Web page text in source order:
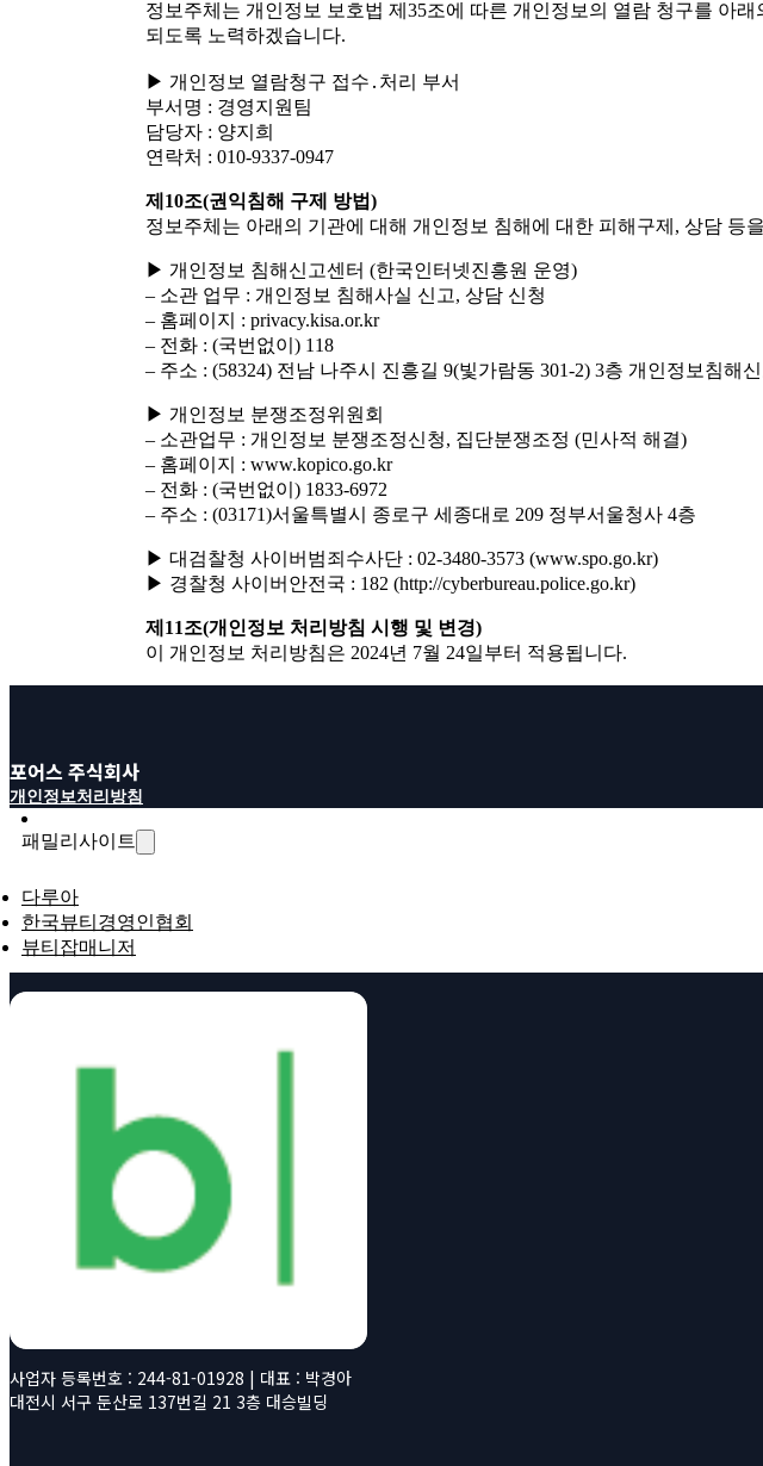
정보주체는 개인정보 보호법 제35조에 따른 개인정보의 열람 청구를 아
되도록 노력하겠습니다.
▶ 개인정보 열람청구 접수․처리 부서
부서명 : 경영지원팀
담당자 : 양지희
연락처 : 010-9337-0947
제10조(권익침해 구제 방법)
정보주체는 아래의 기관에 대해 개인정보 침해에 대한 피해구제, 상담 등
▶ 개인정보 침해신고센터 (한국인터넷진흥원 운영)
– 소관 업무 : 개인정보 침해사실 신고, 상담 신청
– 홈페이지 : privacy.kisa.or.kr
– 전화 : (국번없이) 118
– 주소 : (58324) 전남 나주시 진흥길 9(빛가람동 301-2) 3층 개인정보침해
▶ 개인정보 분쟁조정위원회
– 소관업무 : 개인정보 분쟁조정신청, 집단분쟁조정 (민사적 해결)
– 홈페이지 : www.kopico.go.kr
– 전화 : (국번없이) 1833-6972
– 주소 : (03171)서울특별시 종로구 세종대로 209 정부서울청사 4층
▶ 대검찰청 사이버범죄수사단 : 02-3480-3573 (www.spo.go.kr)
▶ 경찰청 사이버안전국 : 182 (http://cyberbureau.police.go.kr)
제11조(개인정보 처리방침 시행 및 변경)
이 개인정보 처리방침은 2024년 7월 24일부터 적용됩니다.
포어스 주식회사
개인정보처리방침
패밀리사이트
다루아
한국뷰티경영인협회
뷰티잡매니저
사업자 등록번호 : 244-81-01928 | 대표 : 박경아
대전시 서구 둔산로 137번길 21 3층 대승빌딩